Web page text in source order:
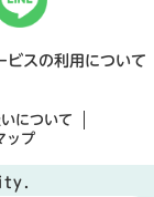
ビスの利用について
について
ップ